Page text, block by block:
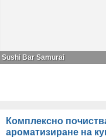
Sushi Bar Samurai
Комплексно
ароматизиране на